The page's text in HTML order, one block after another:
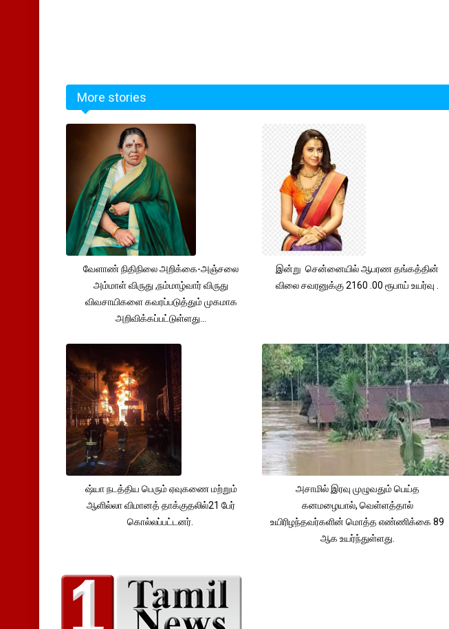
More stories
வேளாண் நிதிநிலை அறிக்கை-அஞ்சலை
அம்மாள் விருது ,நம்மாழ்வார் விருது
விவசாயிகளை கவரப்படுத்தும் முகமாக
அறிவிக்கப்பட்டுள்ளது...
இன்று சென்னையில் ஆபரண தங்கத்தின்
விலை சவரனுக்கு 2160 .00 ரூபாய் உயர்வு .
ஷ்யா நடத்திய பெரும் ஏவுகணை மற்றும்
ஆளில்லா விமானத் தாக்குதலில்21 பேர்
கொல்லப்பட்டனர்.
அசாமில் இரவு முழுவதும் பெய்த
கனமழையால், வெள்ளத்தால்
உயிரிழந்தவர்களின் மொத்த எண்ணிக்கை 89
ஆக உயர்ந்துள்ளது.